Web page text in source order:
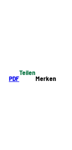
PDF
Teilen
Merken